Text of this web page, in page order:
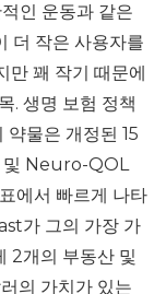
인 운동과 같은
더 작은 사용자를
만 꽤 작기 때문에
. 생명 보험 정책
물은 개정된 15
및 Neuro-QOL
에서 빠르게 나타
가 그의 가장 가
2개의 부동산 및
의 가치가 있는